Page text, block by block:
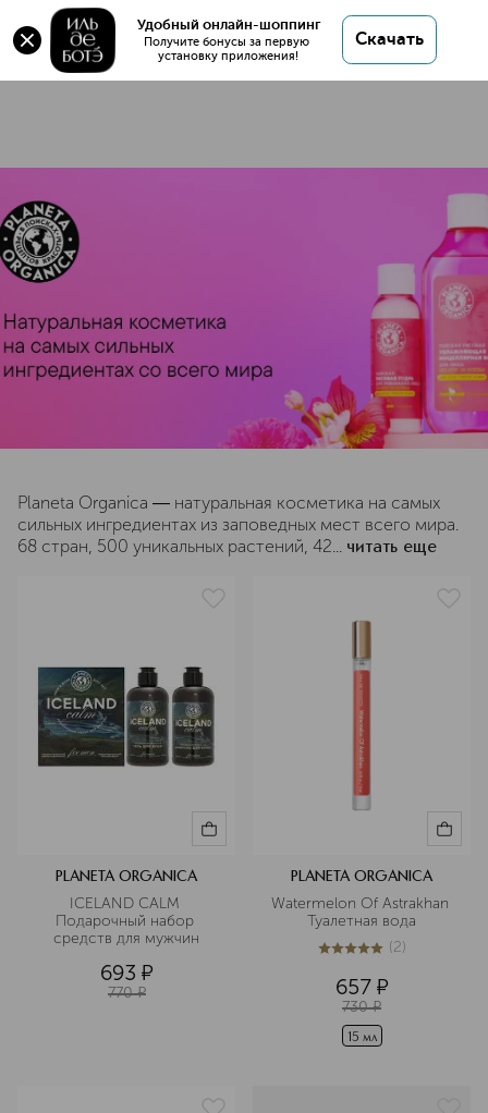
Удобный онлайн-шоппинг
Получите бонусы за первую
установку приложения!
Скачать
4 товара
PLANETA ORGANICA
Planeta Organica ― натуральная косметика на самых
сильных ингредиентах из заповедных мест всего мира.
68 стран, 500 уникальных растений, 42... читать еще
PLANETA ORGANICA
ICELAND CALM
Подарочный набор
средств для мужчин
693 ¤
770 ¤
PLANETA ORGANICA
Watermelon Of Astrakhan
Туалетная вода
5из 52 (2)
657 ¤
730 ¤
15 мл